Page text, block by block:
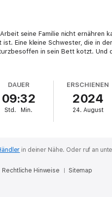
seine Familie nicht ernähren
Eine kleine Schwester, die in
in sein Bett kotzt. Und
DAUER
09:32
Std. Min.
ERSCHIENEN
2024
24. August
in deiner Nähe. Oder ruf an
Rechtliche Hinweise Sitemap